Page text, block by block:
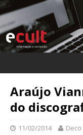
Araújo
do
11/02/2014